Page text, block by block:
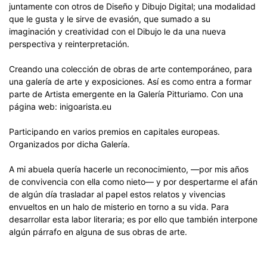
juntamente con otros de Diseño y Dibujo Digital; una modalidad
que le gusta y le sirve de evasión, que sumado a su
imaginación y creatividad con el Dibujo le da una nueva
perspectiva y reinterpretación.
Creando una colección de obras de arte contemporáneo, para
una galería de arte y exposiciones. Así es como entra a formar
parte de Artista emergente en la Galería Pitturiamo. Con una
página web: inigoarista.eu
Participando en varios premios en capitales europeas.
Organizados por dicha Galería.
A mi abuela quería hacerle un reconocimiento, —por mis años
de convivencia con ella como nieto— y por despertarme el afán
de algún día trasladar al papel estos relatos y vivencias
envueltos en un halo de misterio en torno a su vida. Para
desarrollar esta labor literaria; es por ello que también interpone
algún párrafo en alguna de sus obras de arte.